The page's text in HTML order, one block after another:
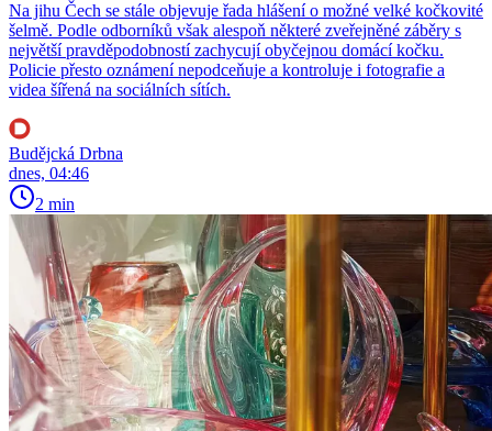
Na jihu Čech se stále objevuje řada hlášení o možné velké kočkovité
šelmě. Podle odborníků však alespoň některé zveřejněné záběry s
největší pravděpodobností zachycují obyčejnou domácí kočku.
Policie přesto oznámení nepodceňuje a kontroluje i fotografie a
videa šířená na sociálních sítích.
Budějcká Drbna
dnes, 04:46
2 min